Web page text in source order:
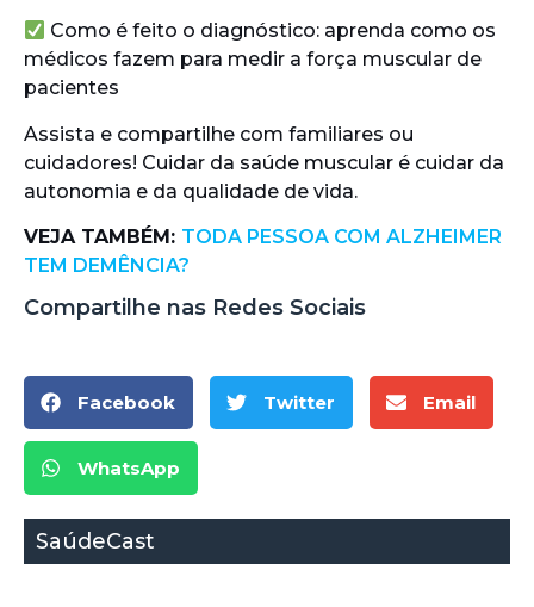
Como é feito o diagnóstico: aprenda como os
médicos fazem para medir a força muscular de
pacientes
Assista e compartilhe com familiares ou
cuidadores! Cuidar da saúde muscular é cuidar da
autonomia e da qualidade de vida.
VEJA TAMBÉM: TODA PESSOA COM ALZHEIMER
TEM DEMÊNCIA?
Compartilhe nas Redes Sociais
Facebook Twitter Email
WhatsApp
SaúdeCast